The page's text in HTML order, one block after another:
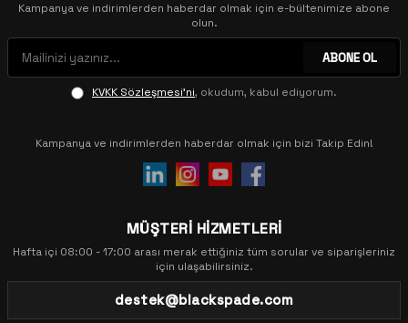
Kampanya ve indirimlerden haberdar olmak için e-bültenimize abone
olun.
ABONE OL
KVKK Sözleşmesi'ni, okudum, kabul ediyorum.
Kampanya ve indirimlerden haberdar olmak için bizi Takip Edin!
MÜŞTERİ HİZMETLERİ
Hafta içi 08:00 - 17:00 arası merak ettiğiniz tüm sorular ve siparişleriniz
için ulaşabilirsiniz.
destek@blackspade.com